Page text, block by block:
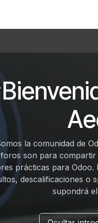
la comunidad de
son para
prácticas para
descalificaciones o
supondrá